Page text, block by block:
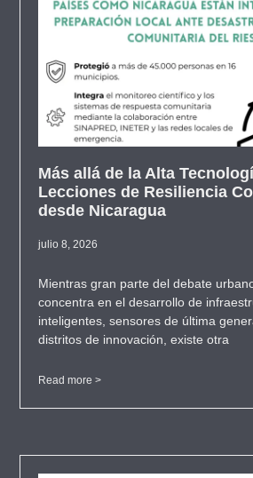
Más allá de la Alta
Lecciones de Resiliencia
desde Nicaragua
julio 8, 2026
Mientras gran parte del debate
concentra en el desarrollo de
inteligentes, sensores de última
distritos de innovación, existe otra
Read more >